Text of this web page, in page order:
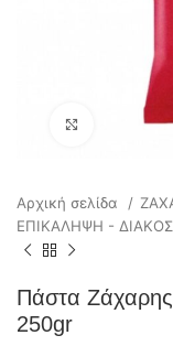
Click to
Αρχική σελίδα
ΕΠΙΚΑΛΗΨΗ -
Πάστα
250gr